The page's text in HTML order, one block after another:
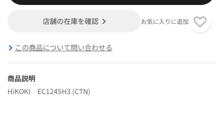
店舗の在庫を確認 お気に入りに追加
この商品について問い合わせる
商品説明
HiKOKI EC1245H3 (CTN)